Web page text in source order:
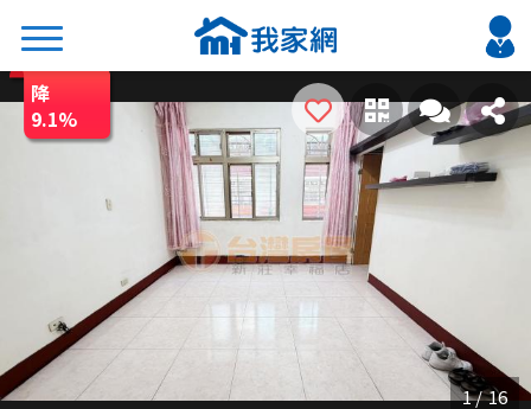
搜尋
熱門關鍵字
2026 台北降價好屋限量釋出
2026 新北降價好屋限量釋出
2026 台中降價好屋限量釋出
2026 台南降價好屋限量釋出
2026 高雄降價好屋限量釋出
降
9.1%